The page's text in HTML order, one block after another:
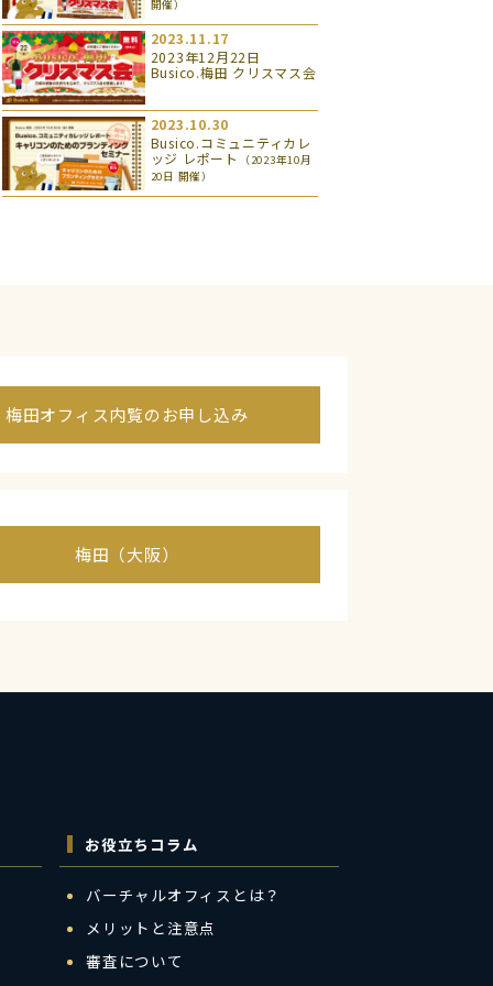
開催）
2023.11.17
2023年12月22日
Busico.梅田 クリスマス会
2023.10.30
Busico.コミュニティカレ
ッジ レポート
（2023年10月
20日 開催）
梅田オフィス内覧のお申し込み
梅田（大阪）
お役立ちコラム
バーチャルオフィスとは？
メリットと注意点
審査について